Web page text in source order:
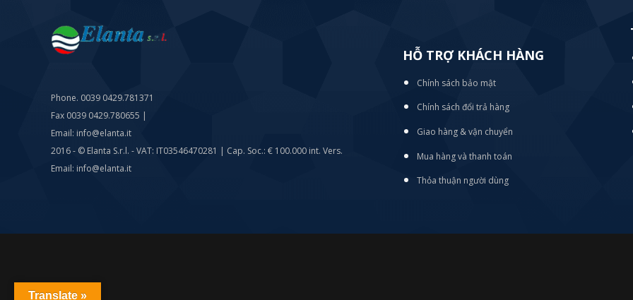
Phone. 0039 0429.781371
Fax 0039 0429.780655 |
Email: info@elanta.it
2016 - © Elanta S.r.l. - VAT: IT03546470281 | Cap. Soc.: € 100.000 int. Vers.
Email: info@elanta.it
HỖ TRỢ KHÁCH HÀNG
Chính sách bảo mật
Chính sách đổi trả hàng
Giao hàng & vận chuyển
Mua hàng và thanh toán
Thỏa thuận người dùng
Translate »